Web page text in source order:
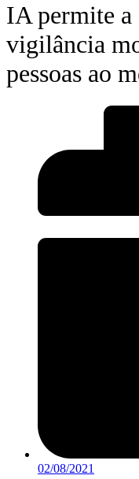
IA permite a
vigilância
pessoas ao
02/08/2021